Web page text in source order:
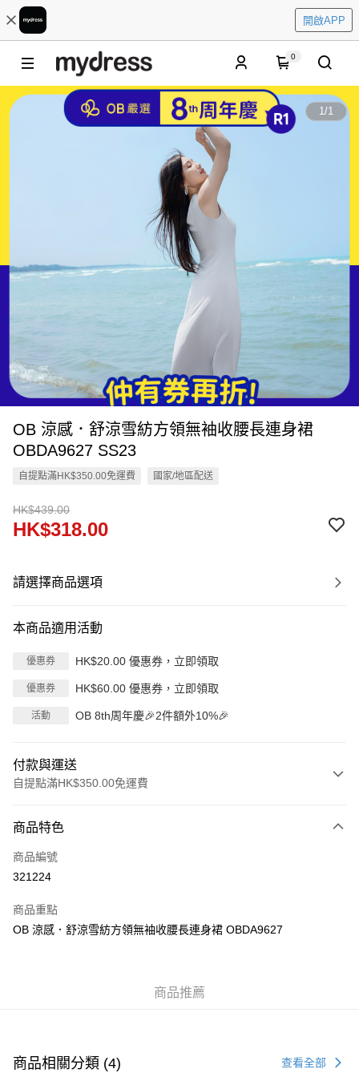
開啟APP
0
1/1
OB 涼感．舒涼雪紡方領無袖收腰長連身裙
OBDA9627 SS23
自提點滿HK$350.00免運費 國家/地區配送
HK$439.00
HK$318.00
請選擇商品選項
本商品適用活動
優惠券 HK$20.00 優惠券，立即領取
優惠券 HK$60.00 優惠券，立即領取
活動 OB 8th周年慶🎉2件額外10%🎉
付款與運送
自提點滿HK$350.00免運費
信用卡
Apple Pay
PayMe
付款後順豐站及營業點
商品特色
商品編號
321224
商品重點
OB 涼感．舒涼雪紡方領無袖收腰長連身裙 OBDA9627
商品推薦
商品相關分類 (4) 查看全部